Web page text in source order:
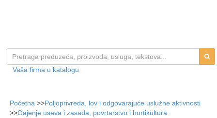
Vaša firma u katalogu
Početna >>Poljoprivreda, lov i odgovarajuće uslužne aktivnosti
>>Gajenje useva i zasada, povrtarstvo i hortikultura